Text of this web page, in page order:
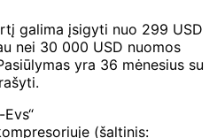
galima įsigyti nuo 299 USD
nei 30 000 USD nuomos
yra 36 mėnesius su
(šaltinis: